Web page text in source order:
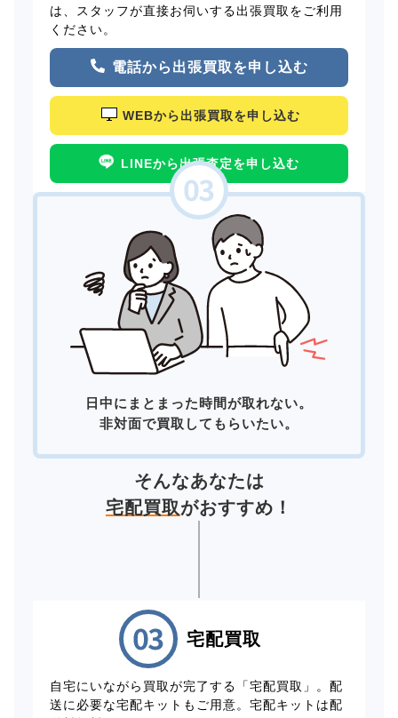
は、スタッフが直接お伺いする出張買取をご利用
ください。
電話から出張買取を申し込む
WEBから出張買取を申し込む
LINEから出張査定を申し込む
日中にまとまった時間が取れない。
非対面で買取してもらいたい。
そんなあなたは
宅配買取がおすすめ！
宅配買取
自宅にいながら買取が完了する「宅配買取」。配
送に必要な宅配キットもご用意。宅配キットは配